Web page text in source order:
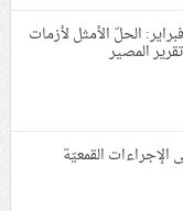
مجلس شورى ائتلاف 14 فبراير: الحلّ الأمثل لأزمات
المصير
القمعيّة